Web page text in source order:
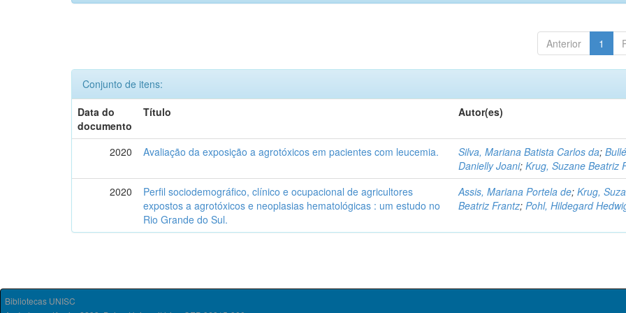
Anterior 1
Conjunto de itens:
Data do
documento
Título Autor(es)
2020 Avaliação da exposição a agrotóxicos em pacientes com leucemia. Silva, Mariana Batista Carlos da;
Danielly Joani;Krug, Suzane Beatriz
2020
Perfil sociodemográfico, clínico e ocupacional de agricultores
expostos a agrotóxicos e neoplasias hematológicas : um estudo no
Rio Grande do Sul.
Assis, Mariana Portela de;Krug,
Beatriz Frantz;Pohl, Hildegard
Bibliotecas UNISC